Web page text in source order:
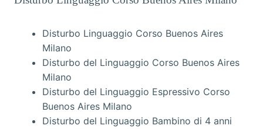
Disturbo Linguaggio Corso Buenos Aires
Milano
Disturbo del Linguaggio Corso Buenos Aires
Milano
Disturbo del Linguaggio Espressivo Corso
Buenos Aires Milano
Disturbo del Linguaggio Bambino di 4 anni